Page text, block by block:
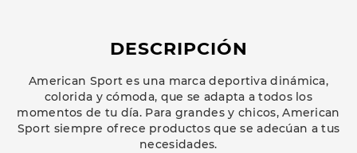
DESCRIPCIÓN
American Sport es una marca deportiva dinámica,
colorida y cómoda, que se adapta a todos los
momentos de tu día. Para grandes y chicos, American
Sport siempre ofrece productos que se adecúan a tus
necesidades.